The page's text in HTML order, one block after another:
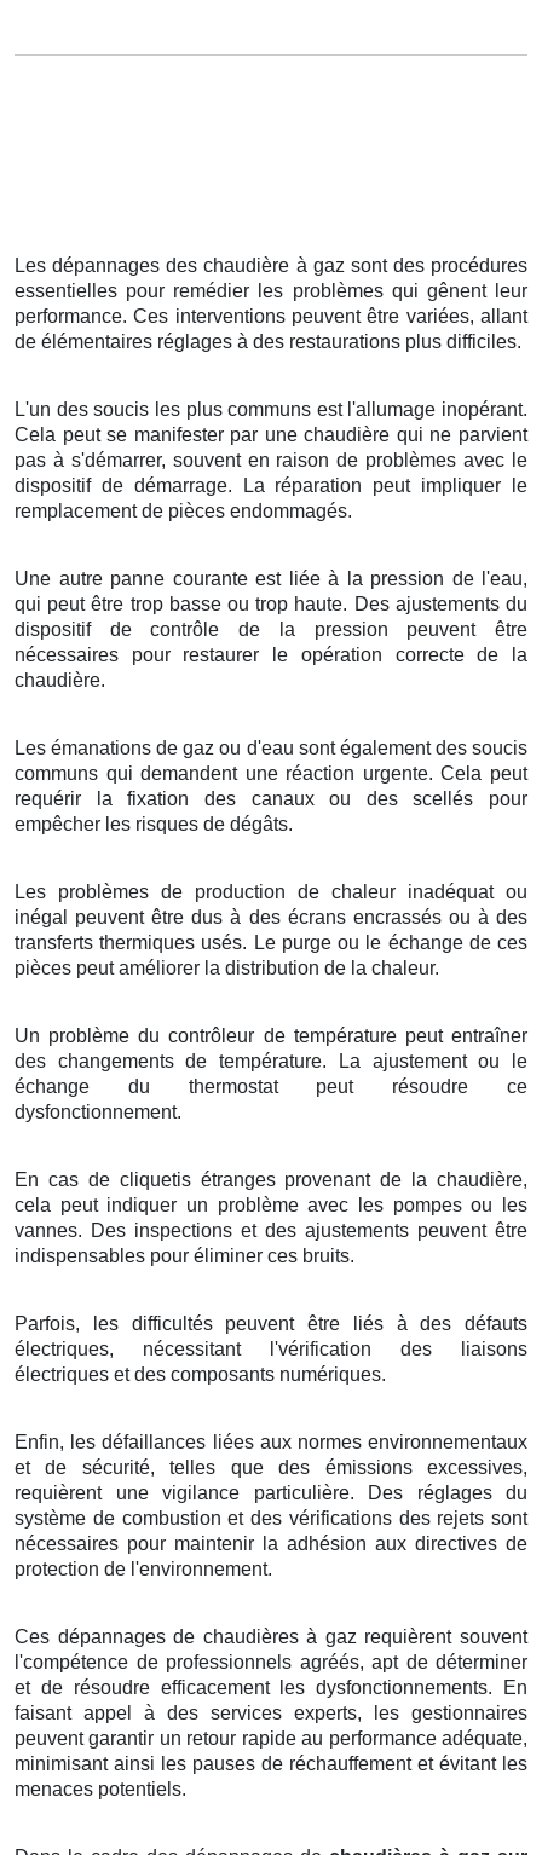
Les dépannages des chaudière à gaz sont des procédures
essentielles pour remédier les problèmes qui gênent leur
performance. Ces interventions peuvent être variées, allant
de élémentaires réglages à des restaurations plus difficiles.
L'un des soucis les plus communs est l'allumage inopérant.
Cela peut se manifester par une chaudière qui ne parvient
pas à s'démarrer, souvent en raison de problèmes avec le
dispositif de démarrage. La réparation peut impliquer le
remplacement de pièces endommagés.
Une autre panne courante est liée à la pression de l'eau,
qui peut être trop basse ou trop haute. Des ajustements du
dispositif de contrôle de la pression peuvent être
nécessaires pour restaurer le opération correcte de la
chaudière.
Les émanations de gaz ou d'eau sont également des soucis
communs qui demandent une réaction urgente. Cela peut
requérir la fixation des canaux ou des scellés pour
empêcher les risques de dégâts.
Les problèmes de production de chaleur inadéquat ou
inégal peuvent être dus à des écrans encrassés ou à des
transferts thermiques usés. Le purge ou le échange de ces
pièces peut améliorer la distribution de la chaleur.
Un problème du contrôleur de température peut entraîner
des changements de température. La ajustement ou le
échange du thermostat peut résoudre ce
dysfonctionnement.
En cas de cliquetis étranges provenant de la chaudière,
cela peut indiquer un problème avec les pompes ou les
vannes. Des inspections et des ajustements peuvent être
indispensables pour éliminer ces bruits.
Parfois, les difficultés peuvent être liés à des défauts
électriques, nécessitant l'vérification des liaisons
électriques et des composants numériques.
Enfin, les défaillances liées aux normes environnementaux
et de sécurité, telles que des émissions excessives,
requièrent une vigilance particulière. Des réglages du
système de combustion et des vérifications des rejets sont
nécessaires pour maintenir la adhésion aux directives de
protection de l'environnement.
Ces dépannages de chaudières à gaz requièrent souvent
l'compétence de professionnels agréés, apt de déterminer
et de résoudre efficacement les dysfonctionnements. En
faisant appel à des services experts, les gestionnaires
peuvent garantir un retour rapide au performance adéquate,
minimisant ainsi les pauses de réchauffement et évitant les
menaces potentiels.